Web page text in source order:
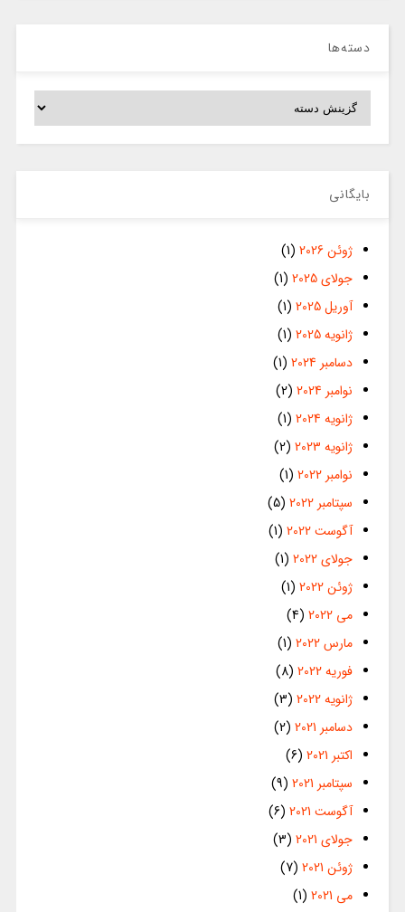
دسته‌ها
دسته‌ها
بایگانی
ژوئن 2026
(1)
جولای 2025
(1)
آوریل 2025
(1)
ژانویه 2025
(1)
دسامبر 2024
(1)
نوامبر 2024
(2)
ژانویه 2024
(1)
ژانویه 2023
(2)
نوامبر 2022
(1)
سپتامبر 2022
(5)
آگوست 2022
(1)
جولای 2022
(1)
ژوئن 2022
(1)
می 2022
(4)
مارس 2022
(1)
فوریه 2022
(8)
ژانویه 2022
(3)
دسامبر 2021
(2)
اکتبر 2021
(6)
سپتامبر 2021
(9)
آگوست 2021
(6)
جولای 2021
(3)
ژوئن 2021
(7)
می 2021
(1)